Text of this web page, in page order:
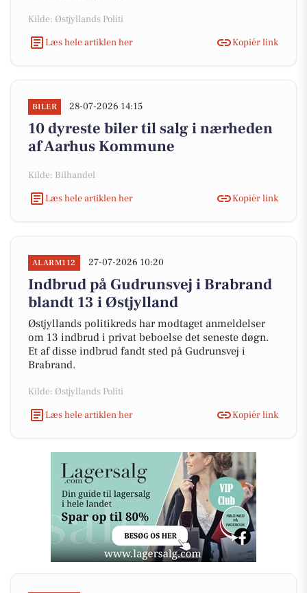
Kilde: Østjyllands Politi
Læs hele artiklen her
Kopiér link
BILER 28-07-2026 14:15
10 dyreste biler til salg i nærheden
af Aarhus Kommune
Kilde: Bilhandel
Læs hele artiklen her
Kopiér link
ALARM112 27-07-2026 10:20
Indbrud på Gudrunsvej i Brabrand
blandt 13 i Østjylland
Østjyllands politikreds har modtaget anmeldelser
om 13 indbrud i privat beboelse det seneste døgn.
Et af disse indbrud fandt sted på Gudrunsvej i
Brabrand.
Kilde: Østjyllands Politi
Læs hele artiklen her
Kopiér link